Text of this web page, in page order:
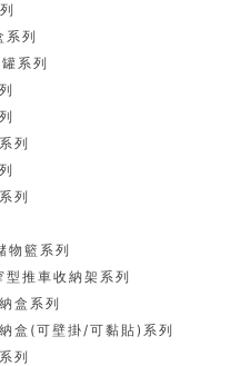
系列
系列
列
列
物籃系列
推車收納架系列
盒系列
盒(可壁掛/可黏貼)系列
列